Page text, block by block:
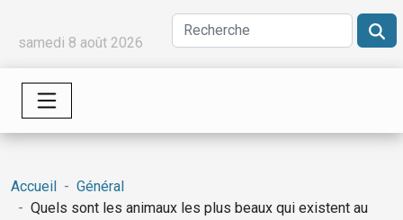
samedi 8 août 2026
Accueil
Général
Quels sont les animaux les plus beaux qui existent au